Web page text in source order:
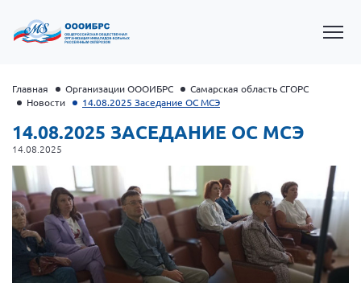
Президент Власов Я.В.
Главная Организации ОООИБРС
Самарская область СГОРС
Новости
14.08.2025 Заседание ОС МСЭ
14.08.2025 ЗАСЕДАНИЕ ОС МСЭ
14.08.2025